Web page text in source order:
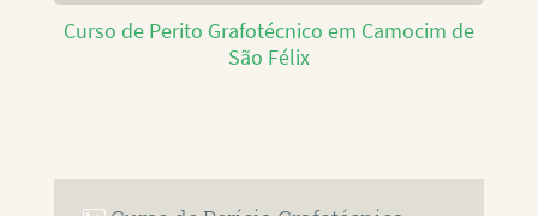
Curso de Perito Grafotécnico em Camocim de
São Félix